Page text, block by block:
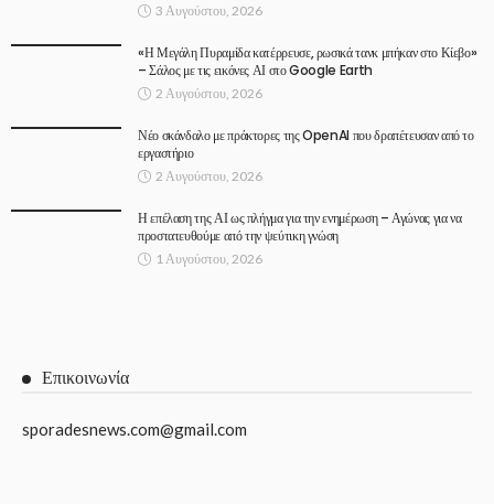
3 Αυγούστου, 2026
«Η Μεγάλη Πυραμίδα κατέρρευσε, ρωσικά τανκ μπήκαν στο Κίεβο»
– Σάλος με τις εικόνες ΑΙ στο Google Earth
2 Αυγούστου, 2026
Νέο σκάνδαλο με πράκτορες της OpenAI που δραπέτευσαν από το
εργαστήριο
2 Αυγούστου, 2026
Η επέλαση της ΑΙ ως πλήγμα για την ενημέρωση – Αγώνας για να
προστατευθούμε από την ψεύτικη γνώση
1 Αυγούστου, 2026
Επικοινωνία
sporadesnews.com@gmail.com